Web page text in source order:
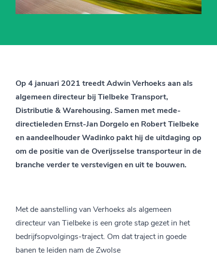
Op 4 januari 2021 treedt Adwin Verhoeks aan als
algemeen directeur bij Tielbeke Transport,
Distributie & Warehousing. Samen met mede-
directieleden Ernst-Jan Dorgelo en Robert Tielbeke
en aandeelhouder Wadinko pakt hij de uitdaging op
om de positie van de Overijsselse transporteur in de
branche verder te verstevigen en uit te bouwen.
Met de aanstelling van Verhoeks als algemeen
directeur van Tielbeke is een grote stap gezet in het
bedrijfsopvolgings-traject. Om dat traject in goede
banen te leiden nam de Zwolse